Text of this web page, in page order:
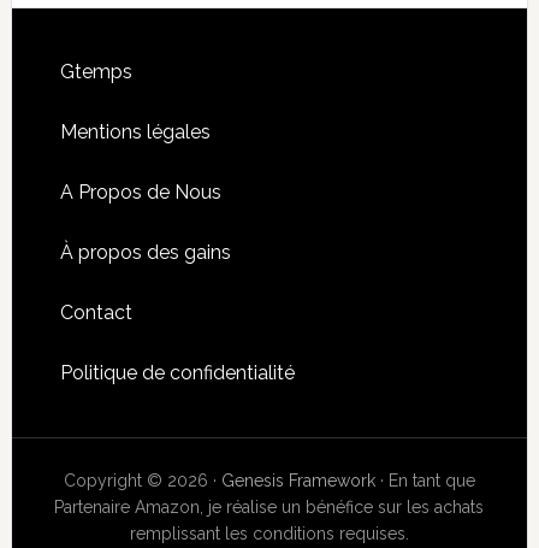
Footer
Gtemps
Mentions légales
A Propos de Nous
À propos des gains
Contact
Politique de confidentialité
Copyright © 2026 · Genesis Framework· En tant que
Partenaire Amazon, je réalise un bénéfice sur les achats
remplissant les conditions requises.